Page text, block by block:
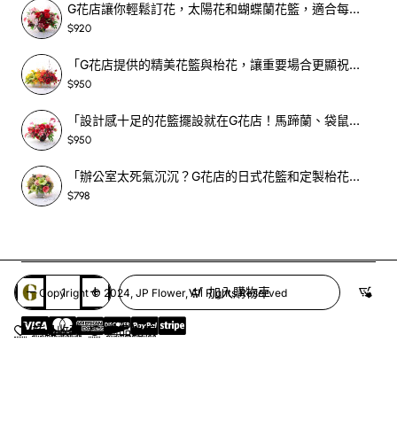
加入購物車
商品收藏 商品比較
G花店讓你輕鬆訂花，太陽花和蝴蝶蘭花籃，適合每個重要時刻！-SF390
$920
「G花店提供的精美花籃與枱花，讓重要場合更顯祝賀與喜悅，適合各種用場！」-SF398
$950
「設計感十足的花籃擺設就在G花店！馬蹄蘭、袋鼠爪、罌粟花，為你的重大場合增光添彩！」-SF209
$950
「辦公室太死氣沉沉？G花店的日式花籃和定製枱花，為你帶來新鮮感！」-SF465
$798
Copyright © 2024, JP Flower, All Rights Reserved